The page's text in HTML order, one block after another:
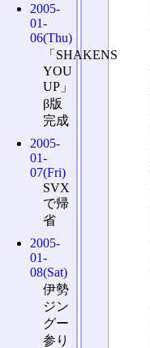
2005-
01-
06(Thu)
「SHAKENS
YOU
UP」
β版
完成
2005-
01-
07(Fri)
SVX
で帰
省
2005-
01-
08(Sat)
伊勢
ジン
グー
参り